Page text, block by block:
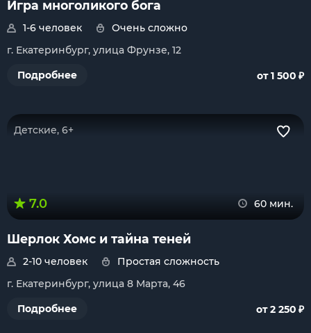
Игра многоликого бога
1-6 человек
Очень сложно
г. Екатеринбург, улица Фрунзе, 12
Подробнее
от 1 500 ₽
Детские, 6+
7.0 60 мин.
Шерлок Хомс и тайна теней
2-10 человек
Простая сложность
г. Екатеринбург, улица 8 Марта, 46
Подробнее
от 2 250 ₽